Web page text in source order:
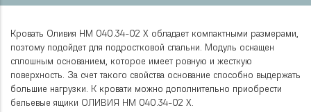
Кровать Оливия НМ 040.34-02 X обладает компактными размерами,
поэтому подойдет для подростковой спальни. Модуль оснащен
сплошным основанием, которое имеет ровную и жесткую
поверхность. За счет такого свойства основание способно выдержать
большие нагрузки. К кровати можно дополнительно приобрести
бельевые ящики ОЛИВИЯ НМ 040.34-02 X.